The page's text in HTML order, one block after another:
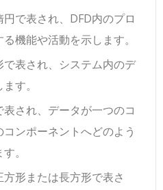
円で表され、DFD内のプロ
機能や活動を示します。
で表され、システム内のデ
す。
表され、データが一つのコ
ンポーネントへどのよう
。
方形または長方形で表さ